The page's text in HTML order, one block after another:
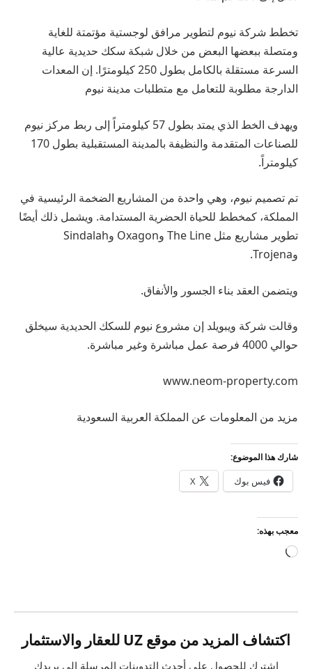
تخطط شركة نيوم لتطوير مرافق لوجستية مؤتمتة للغاية
ومتصلة ببعضها البعض من خلال شبكة سكك حديدية عالية
السرعة مستقلة بالكامل بطول 250 كيلومترًا. إن المعدات
الدارجة مطلوبة للتعامل مع متطلبات مدينة نيوم
ويهدف الخط الذي يمتد بطول 57 كيلومتراً إلى ربط مركز نيوم
للصناعات المتقدمة والنظيفة بالمدينة المستقبلية بطول 170
كيلومتراً.
تم تصميم نيوم، وهي واحدة من المشاريع الضخمة الرئيسية في
المملكة، كمخطط للحياة الحضرية المستدامة. ويشمل ذلك أيضًا
تطوير مشاريع مثل The Line وOxagon وSindalah
وTrojena.
ويتضمن العقد بناء الجسور والأنفاق.
وقالت شركة ويبويلد إن مشروع نيوم للسكك الحديدية سيخلق
حوالي 4000 فرصة عمل مباشرة وغير مباشرة.
www.neom-property.com
مزيد من المعلومات عن المملكة العربية السعودية
شارك هذا الموضوع:
فيس بوك X
معجب بهذه:
جاري
اكتشاف المزيد من موقع UZ للعقار والاستثمار
اشترك للحصول على أحدث التدوينات المرسلة إلى بريدك